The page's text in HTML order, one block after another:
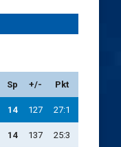
Sp +/- Pkt
14 127 27:1
14 137 25:3